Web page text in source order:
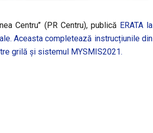
Centru’’ (PR Centru), publică ERATA la
Aceasta completează instrucțiunile din
grilă și sistemul MYSMIS2021.